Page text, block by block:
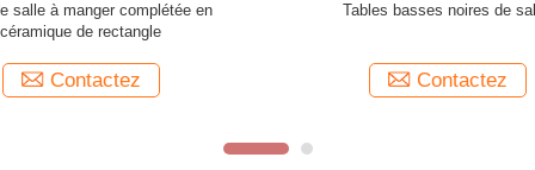
de tables à café artistiques de
500 mm de largeur requis
Contactez
Largeur en verre artistique des
Contactez